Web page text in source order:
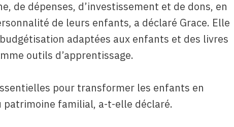
de dépenses, d’investissement et de dons, en
de leurs enfants, a déclaré Grace. Elle
adaptées aux enfants et des livres
outils d’apprentissage.
pour transformer les enfants en
patrimoine familial, a-t-elle déclaré.